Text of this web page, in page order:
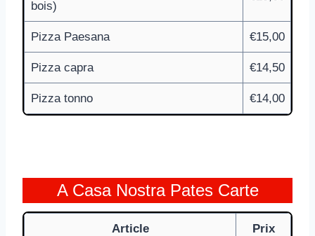
bois)
Pizza Paesana €15,00
Pizza capra €14,50
Pizza tonno €14,00
A Casa Nostra Pates Carte
Article Prix